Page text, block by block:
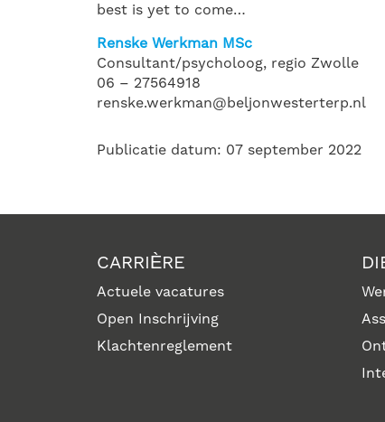
best is yet to come…
Renske Werkman MSc
Consultant/psycholoog, regio Zwolle
06 – 27564918
renske.werkman@beljonwesterterp.nl
Publicatie datum: 07 september 2022
CARRIÈRE
Actuele vacatures
Open Inschrijving
Klachtenreglement